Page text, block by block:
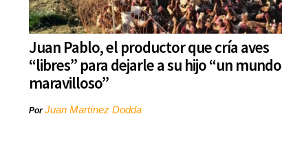
Juan Pablo, el productor que cría aves
“libres” para dejarle a su hijo “un mundo
maravilloso”
PorJuan Martínez Dodda